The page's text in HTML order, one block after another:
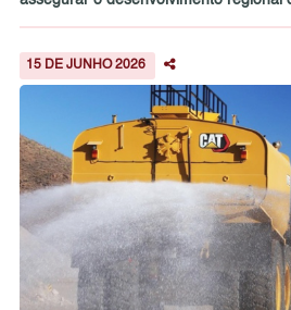
15 DE JUNHO 2026